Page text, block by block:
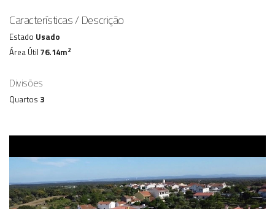
Características / Descrição
Estado Usado
Área Útil 76.14m2
Divisões
Quartos 3